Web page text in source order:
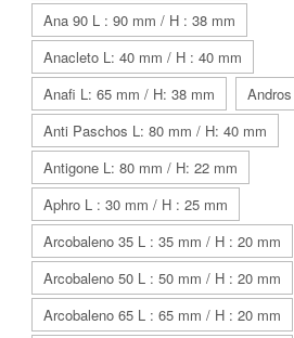
Ana 90 L : 90 mm / H : 38 mm
Anacleto L: 40 mm / H : 40 mm
Anafi L: 65 mm / H: 38 mm
Anti Paschos L: 80 mm / H: 40 mm
Antigone L: 80 mm / H: 22 mm
Aphro L : 30 mm / H : 25 mm
Arcobaleno 35 L : 35 mm / H : 20 mm
Arcobaleno 50 L : 50 mm / H : 20 mm
Arcobaleno 65 L : 65 mm / H : 20 mm